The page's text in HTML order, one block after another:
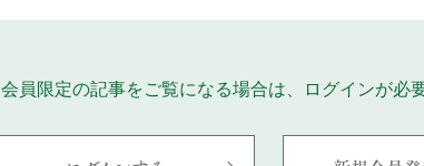
会員限定の記事をご覧になる場合は、ログインが必